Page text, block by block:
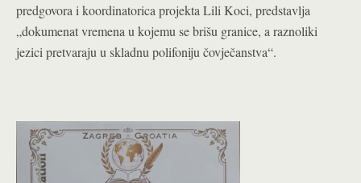
predgovora i koordinatorica projekta Lili Koci, predstavlja
„dokumenat vremena u kojemu se brišu granice, a raznoliki
jezici pretvaraju u skladnu polifoniju čovječanstva“.